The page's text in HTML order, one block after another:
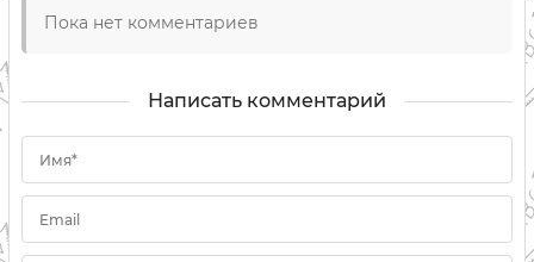
Пока нет комментариев
Написать комментарий
Имя*
Email